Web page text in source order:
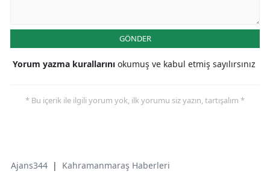
GÖNDER
Yorum yazma kurallarını okumuş ve kabul etmiş sayılırsınız
* Bu içerik ile ilgili yorum yok, ilk yorumu siz yazın, tartışalım *
Ajans344 | Kahramanmaraş Haberleri